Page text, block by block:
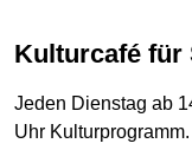
Kulturcafé
Jeden Dienstag ab
Uhr